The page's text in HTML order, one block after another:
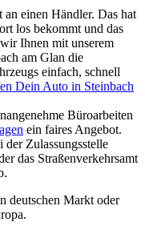
einen Händler. Das hat
los bekommt und das
Ihnen mit unserem
am Glan die
einfach, schnell
Dein Auto in Steinbach
Büroarbeiten
ein faires Angebot.
Zulassungsstelle
das Straßenverkehrsamt
deutschen Markt oder